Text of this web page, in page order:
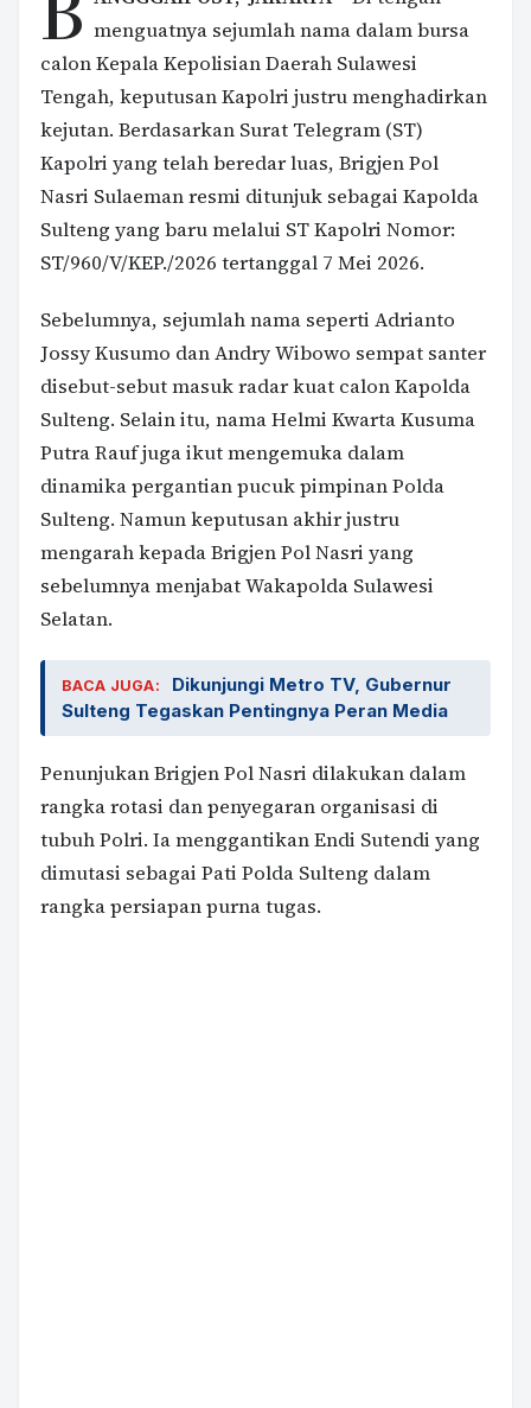
menguatnya sejumlah nama dalam bursa
calon Kepala Kepolisian Daerah Sulawesi
Tengah, keputusan Kapolri justru menghadirkan
kejutan. Berdasarkan Surat Telegram (ST)
Kapolri yang telah beredar luas, Brigjen Pol
Nasri Sulaeman resmi ditunjuk sebagai Kapolda
Sulteng yang baru melalui ST Kapolri Nomor:
ST/960/V/KEP./2026 tertanggal 7 Mei 2026.
Sebelumnya, sejumlah nama seperti Adrianto
Jossy Kusumo dan Andry Wibowo sempat santer
disebut-sebut masuk radar kuat calon Kapolda
Sulteng. Selain itu, nama Helmi Kwarta Kusuma
Putra Rauf juga ikut mengemuka dalam
dinamika pergantian pucuk pimpinan Polda
Sulteng. Namun keputusan akhir justru
mengarah kepada Brigjen Pol Nasri yang
sebelumnya menjabat Wakapolda Sulawesi
Selatan.
BACA JUGA:
Dikunjungi Metro TV, Gubernur
Sulteng Tegaskan Pentingnya Peran Media
Penunjukan Brigjen Pol Nasri dilakukan dalam
rangka rotasi dan penyegaran organisasi di
tubuh Polri. Ia menggantikan Endi Sutendi yang
dimutasi sebagai Pati Polda Sulteng dalam
rangka persiapan purna tugas.